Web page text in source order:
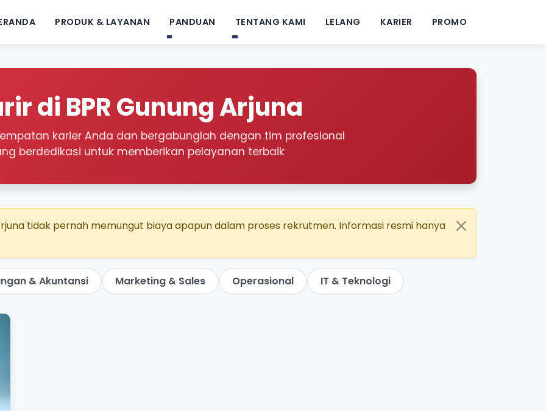
PRODUK & LAYANAN PANDUAN TENTANG KAMI LELANG KARIER PROMO
di BPR Gunung Arjuna
karier Anda dan bergabunglah dengan tim profesional
berdedikasi untuk memberikan pelayanan terbaik
tidak pernah memungut biaya apapun dalam proses rekrutmen. Informasi resmi hanya
& Akuntansi Marketing & Sales Operasional IT & Teknologi